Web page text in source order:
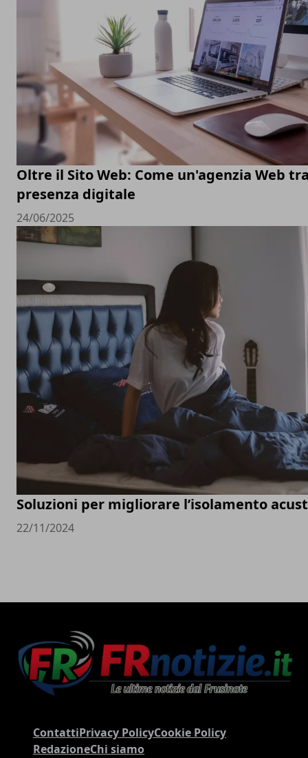
Oltre il Sito Web: Come un'agenzia Web
presenza digitale
24/06/2025
Soluzioni per migliorare l’isolamento
22/11/2024
ContattiPrivacy PolicyCookie Policy
RedazioneChi siamo